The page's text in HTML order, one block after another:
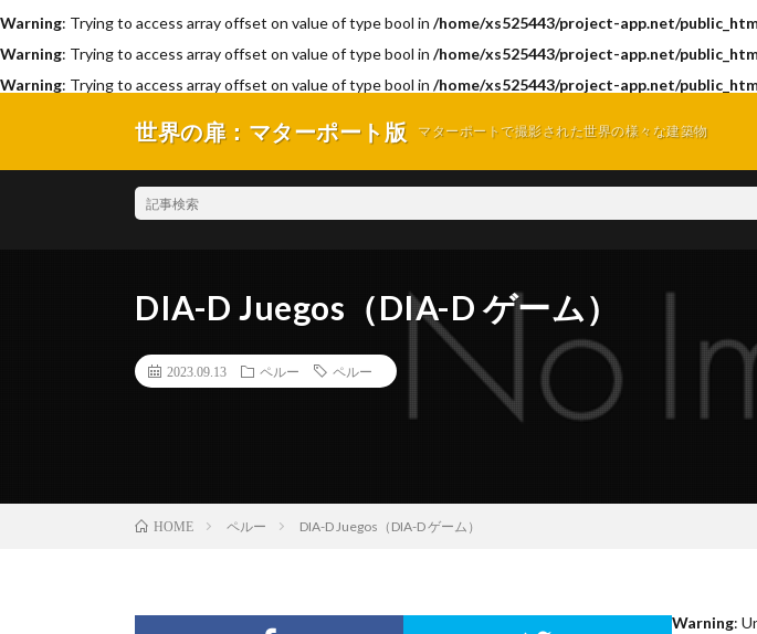
Warning: Trying to access array offset on value of type bool in /home/xs525443/project-app.net/
Warning: Trying to access array offset on value of type bool in /home/xs525443/project-app.net/
Warning: Trying to access array offset on value of type bool in /home/xs525443/project-app.net/
世界の扉：マターポート版 マターポートで撮影された世界の様々な建築物
DIA-D Juegos（DIA-D ゲーム）
2023.09.13 ペルー ペルー
HOME ペルー DIA-D Juegos（DIA-D ゲーム）
Warning: